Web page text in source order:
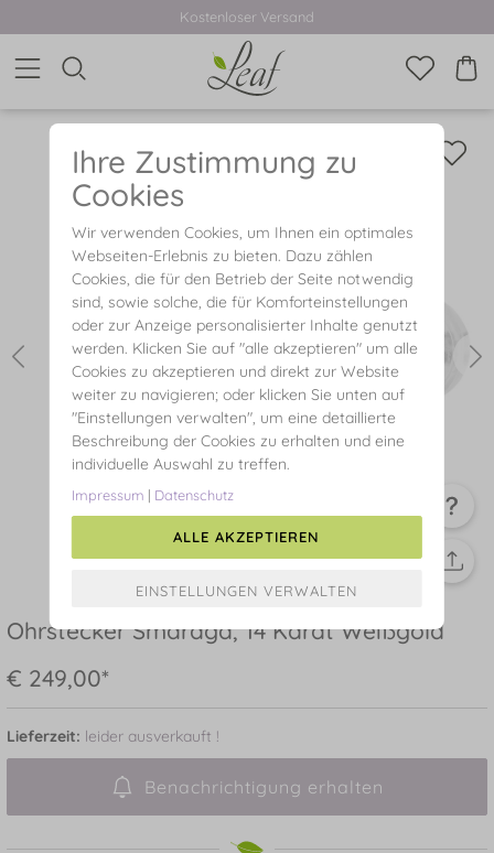
Kostenloser Versand
Ohrstecker Smaragd, 14 Karat Weißgold
€ 249,00*
Lieferzeit: leider ausverkauft !
Benachrichtigung erhalten
Ihre Zustimmung zu
Cookies
Wir verwenden Cookies, um Ihnen ein optimales
Webseiten-Erlebnis zu bieten. Dazu zählen
Cookies, die für den Betrieb der Seite notwendig
sind, sowie solche, die für Komforteinstellungen
oder zur Anzeige personalisierter Inhalte genutzt
werden. Klicken Sie auf "alle akzeptieren" um alle
Cookies zu akzeptieren und direkt zur Website
weiter zu navigieren; oder klicken Sie unten auf
"Einstellungen verwalten", um eine detaillierte
Beschreibung der Cookies zu erhalten und eine
individuelle Auswahl zu treffen.
Impressum | Datenschutz
ALLE AKZEPTIEREN